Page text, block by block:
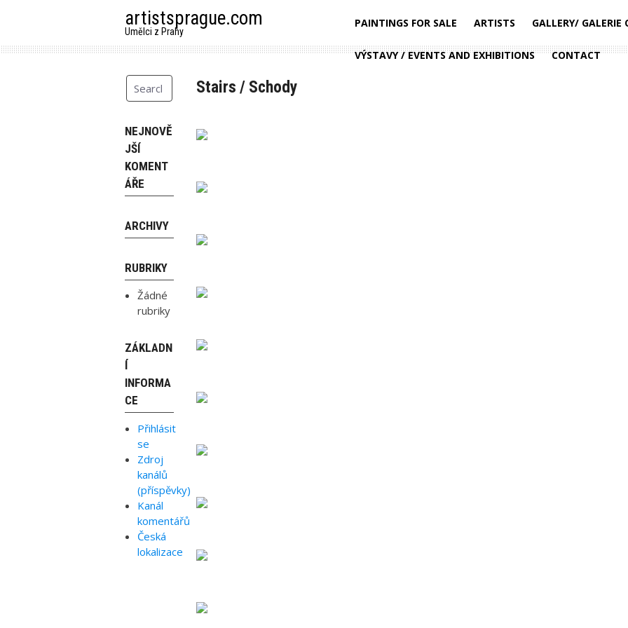
artistsprague.com
Umělci z Prahy
PAINTINGS FOR SALE ARTISTS GALLERY/ GALERIE
VÝSTAVY / EVENTS AND EXHIBITIONS CONTACT
Stairs / Schody
NEJNOVĚ
JŠÍ
KOMENT
ÁŘE
ARCHIVY
RUBRIKY
Žádné
rubriky
ZÁKLADN
Í
INFORMA
CE
Přihlásit
se
Zdroj
kanálů
(příspěvky)
Kanál
komentářů
Česká
lokalizace